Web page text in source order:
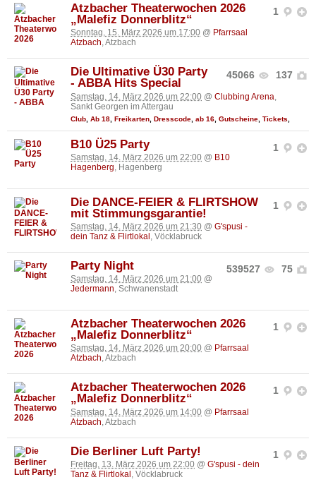
1
Atzbacher Theaterwochen 2026
„Malefiz Donnerblitz“
Sonntag, 15. März 2026 um 17:00 @ Pfarrsaal
Atzbach, Atzbach
45066 137
Die Ultimative Ü30 Party
- ABBA Hits Special
Samstag, 14. März 2026 um 22:00 @ Clubbing Arena
Sankt Georgen im Attergau
Club Ab 18 Freikarten Dresscode ab 16 Gutscheine Tickets
1
B10 Ü25 Party
Samstag, 14. März 2026 um 22:00 @ B10
Hagenberg, Hagenberg
1
Die DANCE-FEIER & FLIRTSHOW
mit Stimmungsgarantie!
Samstag, 14. März 2026 um 21:30 @ G'spusi -
dein Tanz & Flirtlokal , Vöcklabruck
539527 75
Party Night
Samstag, 14. März 2026 um 21:00 @
Jedermann, Schwanenstadt
1
Atzbacher Theaterwochen 2026
„Malefiz Donnerblitz“
Samstag, 14. März 2026 um 20:00 @ Pfarrsaal
Atzbach, Atzbach
1
Atzbacher Theaterwochen 2026
„Malefiz Donnerblitz“
Samstag, 14. März 2026 um 14:00 @ Pfarrsaal
Atzbach , Atzbach
1
Die Berliner Luft Party!
Freitag, 13. März 2026 um 22:00 @ G'spusi - dein
Tanz & Flirtlokal , Vöcklabruck